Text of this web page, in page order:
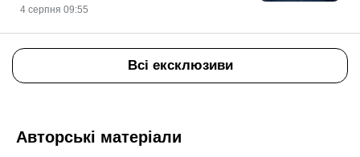
4 серпня 09:55
Всі ексклюзиви
Авторські матеріали